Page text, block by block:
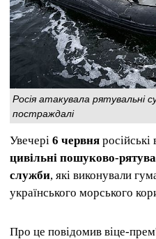
Росія атакувала рятувальні
постраждалі
Увечері 6 червня російські
цивільні пошуково-
служби, які виконували
українського морського
Про це повідомив віце-